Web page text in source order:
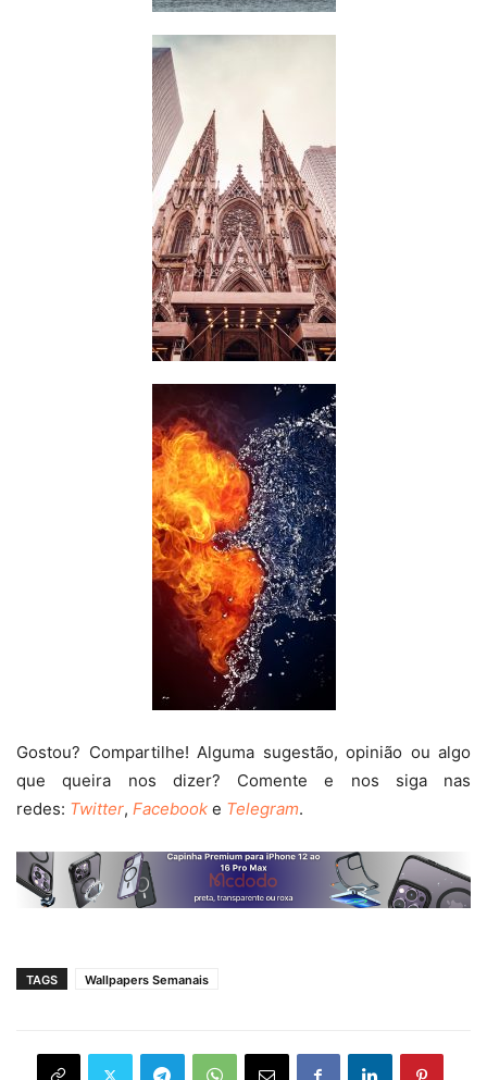
Gostou? Compartilhe! Alguma sugestão, opinião ou algo
que queira nos dizer? Comente e nos siga nas
redes: Twitter, Facebook e Telegram.
TAGS Wallpapers Semanais